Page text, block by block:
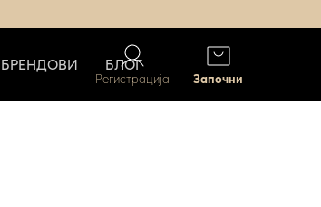
БРЕНДОВИ БЛОГ
Регистрација Започни